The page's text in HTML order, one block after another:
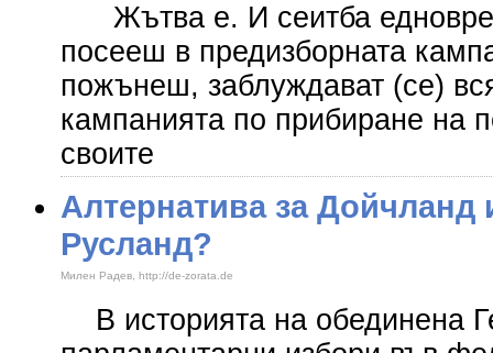
Жътва е. И сеитба
посееш в предизборната
пожънеш, заблуждават (се)
кампанията по прибиране на
своите
Алтернатива за Дойчланд
Русланд?
Милен Радев, http://de-zorata.de
В историята на обединена